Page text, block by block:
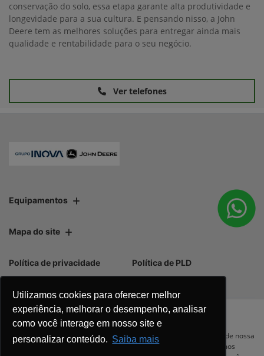
Utilizamos cookies para oferecer melhor
experiência, melhorar o desempenho, analisar
como você interage em nosso site e
personalizar conteúdo. Saiba mais
conservação do solo, essa etapa garante alta produtividade e
longevidade para a sua cultura. E pensando nisso, a John
Deere tem as melhores soluções para entregar ainda mais
qualidade e rentabilidade para o seu negócio.
Ver telefones
Equipamentos
Mapa do site
Política de privacidade Política de PLD
No trânsito, enxergar o outro salva
Para otimizar sua experiência durante a navegação, fazemos uso de nossa
política de cookies e para proteger seus dados pessoais respeitamos